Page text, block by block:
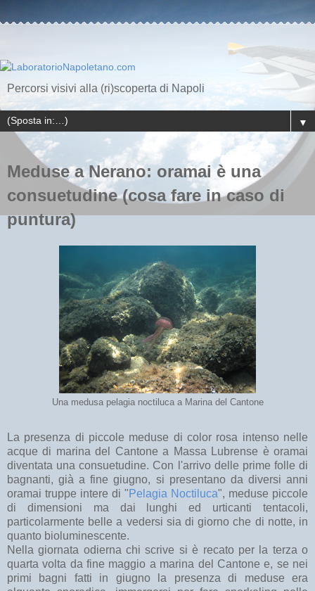
Percorsi visivi alla (ri)scoperta di Napoli
▼
Meduse a Nerano: oramai è una
consuetudine (cosa fare in caso di
puntura)
Una medusa pelagia noctiluca a Marina del Cantone
La presenza di piccole meduse di color rosa intenso nelle
acque di marina del Cantone a Massa Lubrense è oramai
diventata una consuetudine. Con l'arrivo delle prime folle di
bagnanti, già a fine giugno, si presentano da diversi anni
oramai truppe intere di " Pelagia Noctiluca", meduse piccole
di dimensioni ma dai lunghi ed urticanti tentacoli,
particolarmente belle a vedersi sia di giorno che di notte, in
quanto bioluminescente.
Nella giornata odierna chi scrive si è recato per la terza o
quarta volta da fine maggio a marina del Cantone e, se nei
primi bagni fatti in giugno la presenza di meduse era